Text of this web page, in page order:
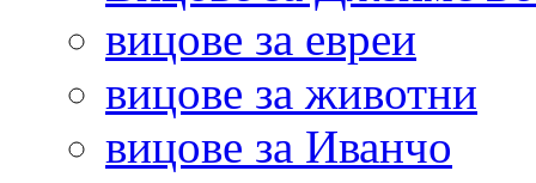
вицове за евреи
вицове за животни
вицове за Иванчо